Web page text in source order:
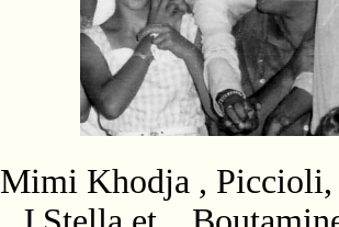
Mimi Khodja , Piccioli,